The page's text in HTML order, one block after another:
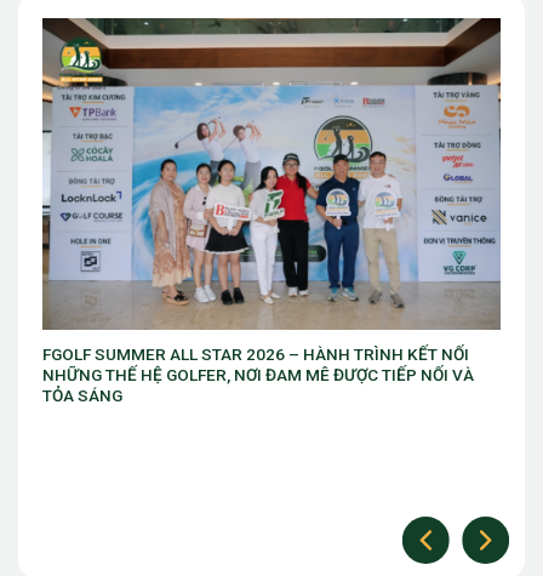
NỐI
NỐI VÀ
Giải vô địch golf trẻ Việt Nam Mở rộng chuẩn bị khởi
thứ 10